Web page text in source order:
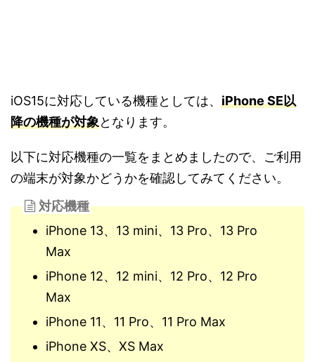
iOS15に対応している機種としては、 iPhone SE以
降の機種が対象となります。
以下に対応機種の一覧をまとめましたので、ご利用
の端末が対象かどうかを確認してみてください。
対応機種
iPhone 13、13 mini、13 Pro、13 Pro
Max
iPhone 12、12 mini、12 Pro、12 Pro
Max
iPhone 11、11 Pro、11 Pro Max
iPhone XS、XS Max